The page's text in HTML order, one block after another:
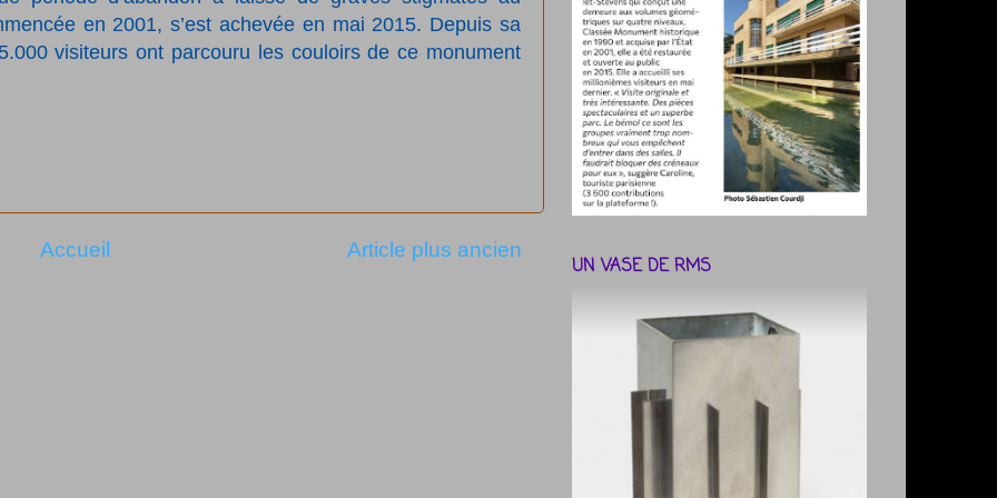
en 2001, s’est achevée en mai 2015. Depuis sa
visiteurs ont parcouru les couloirs de ce monument
Article plus ancien
Accueil
UN VASE DE RMS